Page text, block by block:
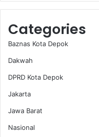
Categories
Baznas Kota Depok
Dakwah
DPRD Kota Depok
Jakarta
Jawa Barat
Nasional